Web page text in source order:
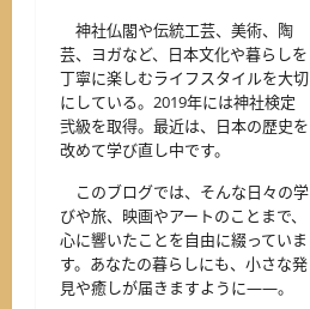
神社仏閣や伝統工芸、美術、陶
芸、ヨガなど、日本文化や暮らしを
丁寧に楽しむライフスタイルを大切
にしている。2019年には神社検定
弐級を取得。最近は、日本の歴史を
改めて学び直し中です。
このブログでは、そんな日々の学
びや旅、映画やアートのことまで、
心に響いたことを自由に綴っていま
す。あなたの暮らしにも、小さな発
見や癒しが届きますように——。